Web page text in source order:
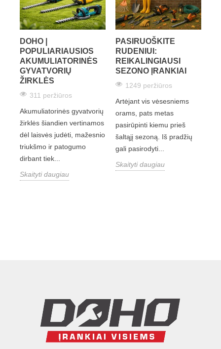
DOHO |
POPULIARIAUSIOS
AKUMULIATORINĖS
GYVATVORIŲ
ŽIRKLĖS
311 peržiūros
Akumuliatorinės gyvatvorių
žirklės šiandien vertinamos
dėl laisvės judėti, mažesnio
triukšmo ir patogumo
dirbant tiek...
Skaityti daugiau
PASIRUOŠKITE
RUDENIUI:
REIKALINGIAUSI
SEZONO ĮRANKIAI
1249 peržiūros
Artėjant vis vėsesniems
orams, pats metas
pasirūpinti kiemu prieš
šaltąjį sezoną. Iš pradžių
gali pasirodyti...
Skaityti daugiau